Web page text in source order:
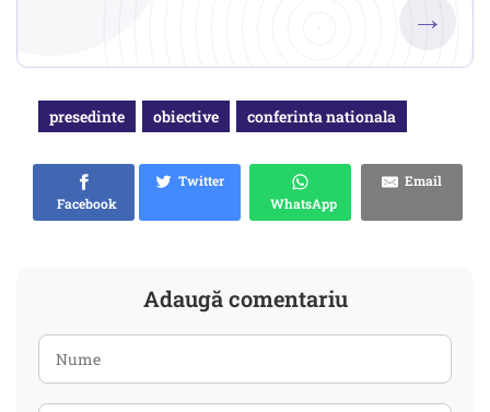
→
presedinte obiective conferinta nationala
Facebook
Twitter
WhatsApp
Email
Adaugă comentariu